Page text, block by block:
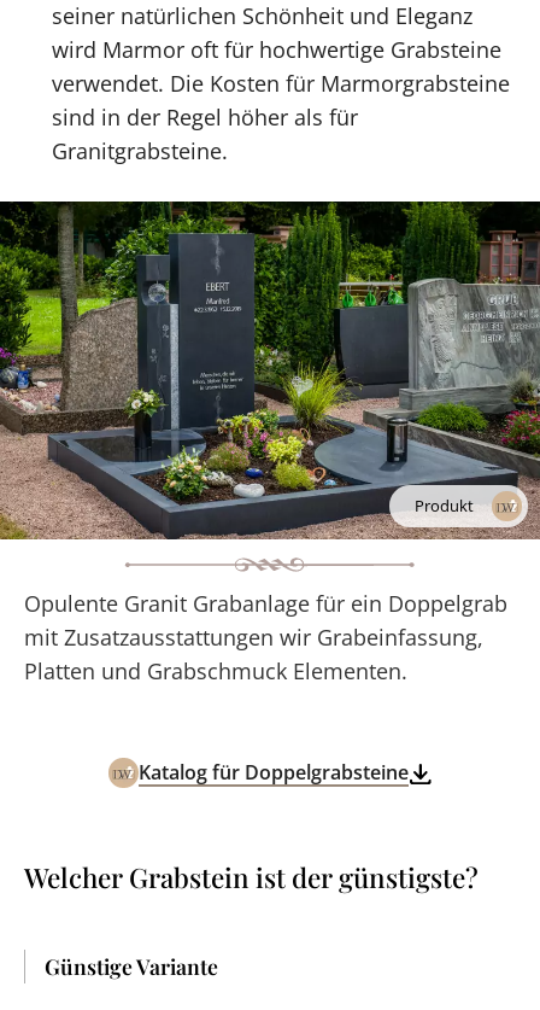
seiner natürlichen Schönheit und Eleganz
wird Marmor oft für hochwertige Grabsteine
verwendet. Die Kosten für Marmorgrabsteine
sind in der Regel höher als für
Granitgrabsteine.
Produkt
Opulente Granit Grabanlage für ein Doppelgrab
mit Zusatzausstattungen wir Grabeinfassung,
Platten und Grabschmuck Elementen.
Katalog für Doppelgrabsteine
Welcher Grabstein ist der günstigste?
Günstige Variante